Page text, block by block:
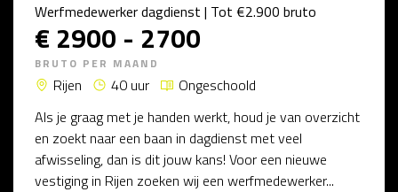
Werfmedewerker dagdienst | Tot €2.900 bruto
€ 2900 - 2700
BRUTO PER MAAND
Rijen 40 uur
Ongeschoold
Als je graag met je handen werkt, houd je van overzicht
en zoekt naar een baan in dagdienst met veel
afwisseling, dan is dit jouw kans! Voor een nieuwe
vestiging in Rijen zoeken wij een werfmedewerker...